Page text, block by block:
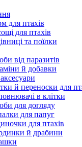
для птахів
для птахів
та поїлки
від паразитів
й добавки
й переноски для
в клітки
для догляду
для папуг
для птахів
й драбини